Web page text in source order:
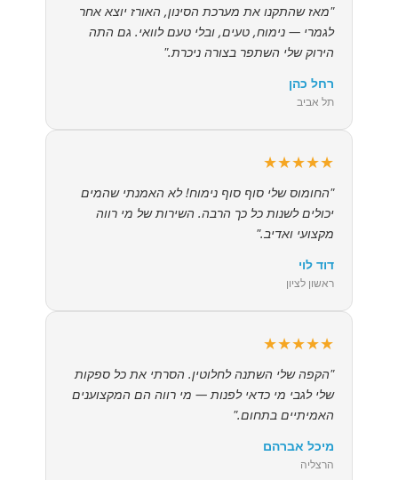
"מאז שהתקנו את מערכת הסינון, האורז יוצא אחר
לגמרי — נימוח, טעים, ובלי טעם לוואי. גם התה
הירוק שלי השתפר בצורה ניכרת."
רחל כהן
תל אביב
★★★★★
"החומוס שלי סוף סוף נימוח! לא האמנתי שהמים
יכולים לשנות כל כך הרבה. השירות של מי רווה
מקצועי ואדיב."
דוד לוי
ראשון לציון
★★★★★
"הקפה שלי השתנה לחלוטין. הסרתי את כל ספקות
שלי לגבי מי כדאי לפנות — מי רווה הם המקצוענים
האמיתיים בתחום."
מיכל אברהם
הרצליה